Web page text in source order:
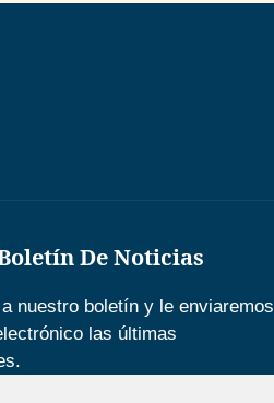
De Noticias
nuestro boletín y le enviaremos
las últimas